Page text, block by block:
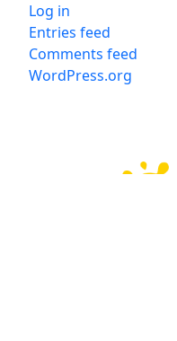
Log in
Entries feed
Comments feed
WordPress.org